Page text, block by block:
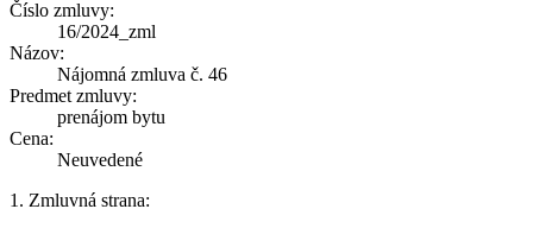
Číslo zmluvy:
16/2024_zml
Názov:
Nájomná zmluva č. 46
Predmet zmluvy:
prenájom bytu
Cena:
Neuvedené
1. Zmluvná strana: